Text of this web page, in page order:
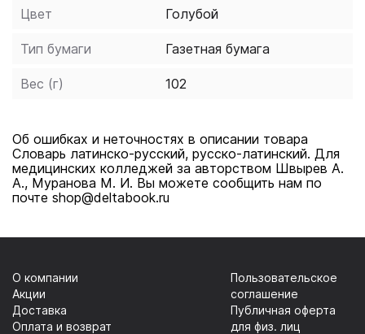
Цвет Голубой
Тип бумаги Газетная бумага
Вес (г) 102
Об ошибках и неточностях в описании товара
Словарь латинско-русский, русско-латинский. Для
медицинских колледжей за авторством Швырев А.
А., Муранова М. И. Вы можете сообщить нам по
почте shop@deltabook.ru
О компании
Акции
Доставка
Оплата и возврат
Пользовательское
соглашение
Публичная оферта
для физ. лиц